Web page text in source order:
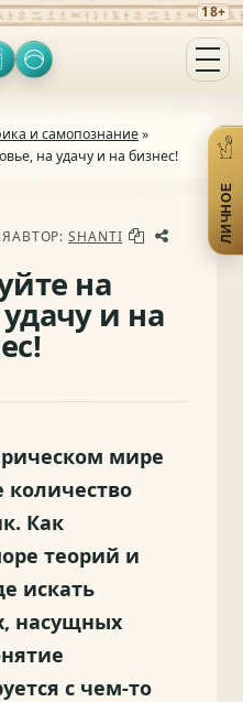
Включить тёмную тему
18+
ЛИЧНОЕ
и самопознание»
на удачу и на бизнес!
АВТОР:SHANTI
на
и на
мире
количество
Как
теорий и
искать
насущных
с чем-то